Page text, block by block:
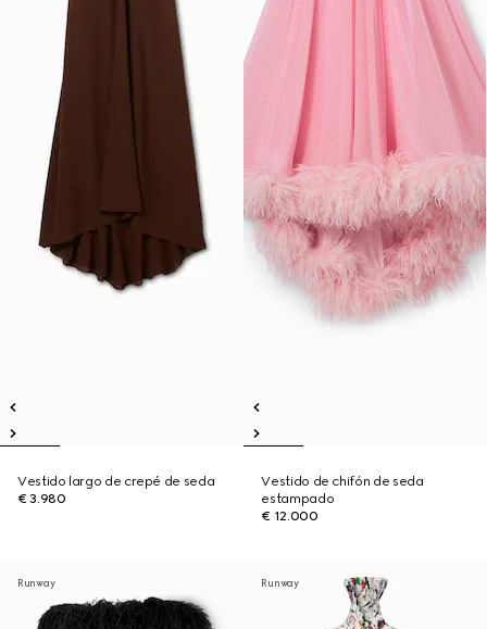
Vestido largo de crepé de seda
€ 3.980
Vestido de chifón de seda
estampado
€ 12.000
Runway Runway